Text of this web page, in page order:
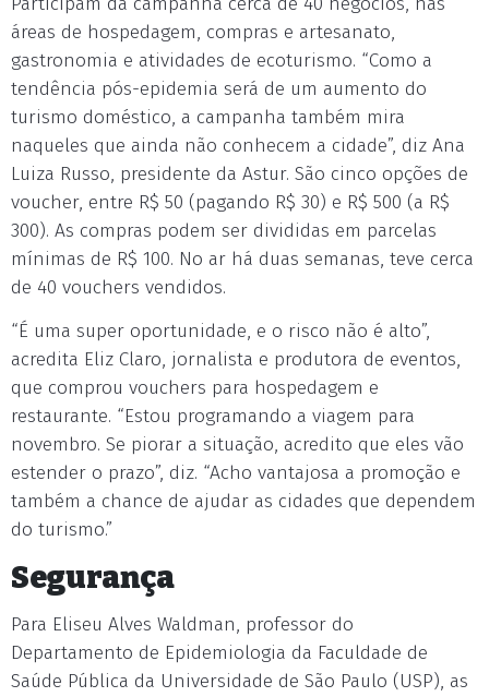
áreas de hospedagem, compras e artesanato,
gastronomia e atividades de ecoturismo. “Como a
tendência pós-epidemia será de um aumento do
turismo doméstico, a campanha também mira
naqueles que ainda não conhecem a cidade”, diz Ana
Luiza Russo, presidente da Astur. São cinco opções de
voucher, entre R$ 50 (pagando R$ 30) e R$ 500 (a R$
300). As compras podem ser divididas em parcelas
mínimas de R$ 100. No ar há duas semanas, teve cerca
de 40 vouchers vendidos.
“É uma super oportunidade, e o risco não é alto”,
acredita Eliz Claro, jornalista e produtora de eventos,
que comprou vouchers para hospedagem e
restaurante. “Estou programando a viagem para
novembro. Se piorar a situação, acredito que eles vão
estender o prazo”, diz. “Acho vantajosa a promoção e
também a chance de ajudar as cidades que dependem
do turismo.”
Segurança
Para Eliseu Alves Waldman, professor do
Departamento de Epidemiologia da Faculdade de
Saúde Pública da Universidade de São Paulo (USP), as